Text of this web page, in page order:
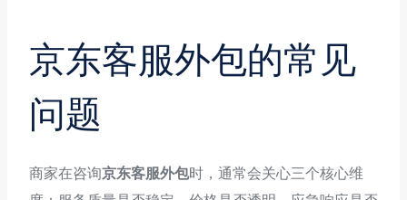
京东客服外包的常见
问题
商家在咨询京东客服外包时，通常会关心三个核心维